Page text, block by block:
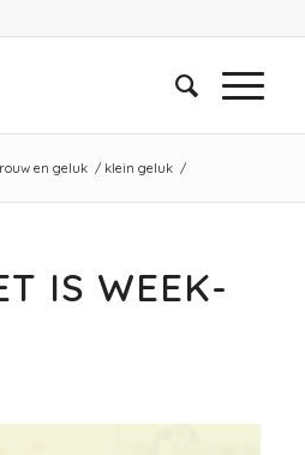
en geluk / klein geluk /
IS WEEK-